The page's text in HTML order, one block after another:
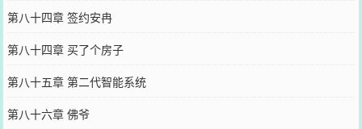
第八十四章 签约安冉
第八十四章 买了个房子
第八十五章 第二代智能系统
第八十六章 佛爷